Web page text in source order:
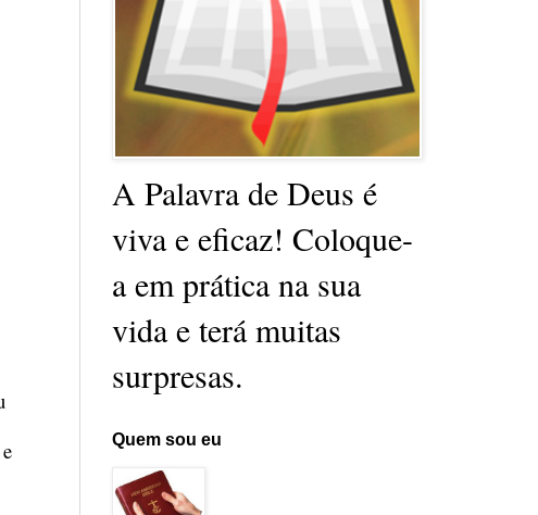
A Palavra de Deus é
viva e eficaz! Coloque-
a em prática na sua
vida e terá muitas
surpresas.
Quem sou eu